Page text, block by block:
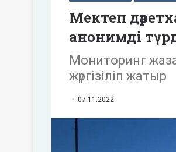
Мектеп
анонимді
Мониторинг
жүргізіліп жатыр
07.11.2022